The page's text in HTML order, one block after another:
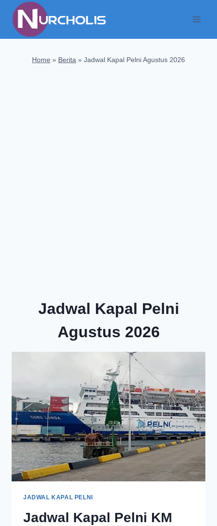
content
Home » Berita » Jadwal Kapal Pelni Agustus 2026
Jadwal Kapal Pelni
Agustus 2026
JADWAL KAPAL PELNI
Jadwal Kapal Pelni KM